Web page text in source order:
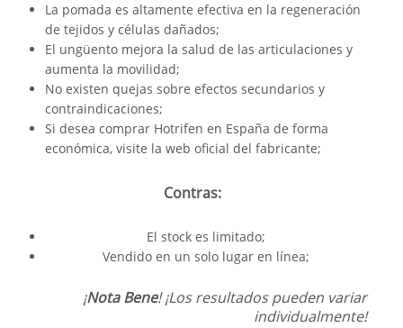
La pomada es altamente efectiva en la regeneración
de tejidos y células dañados;
El ungüento mejora la salud de las articulaciones y
aumenta la movilidad;
No existen quejas sobre efectos secundarios y
contraindicaciones;
Si desea comprar Hotrifen en España de forma
económica, visite la web oficial del fabricante;
Contras:
El stock es limitado;
Vendido en un solo lugar en línea;
¡Nota Bene! ¡Los resultados pueden variar
individualmente!